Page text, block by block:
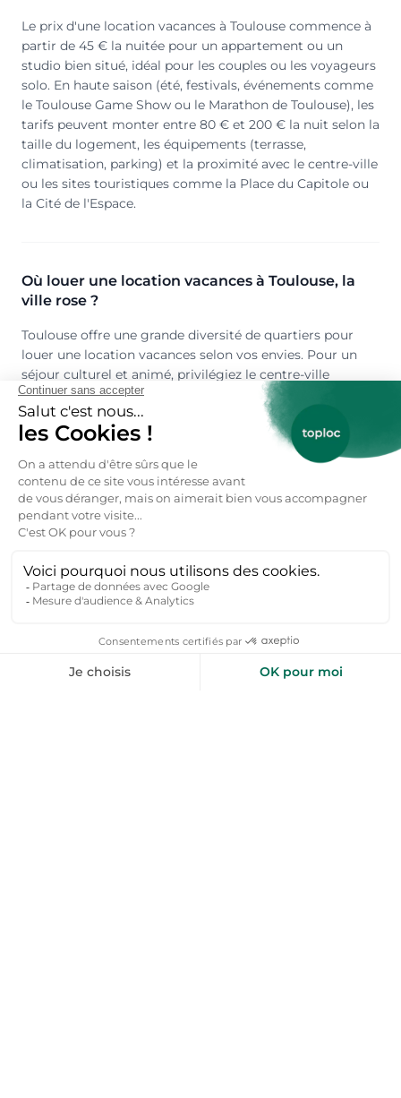
Le prix d'une location vacances à Toulouse commence à
partir de 45 € la nuitée pour un appartement ou un
studio bien situé, idéal pour les couples ou les voyageurs
solo. En haute saison (été, festivals, événements comme
le Toulouse Game Show ou le Marathon de Toulouse), les
tarifs peuvent monter entre 80 € et 200 € la nuit selon la
taille du logement, les équipements (terrasse,
climatisation, parking) et la proximité avec le centre-ville
ou les sites touristiques comme la Place du Capitole ou
la Cité de l'Espace.
Où louer une location vacances à Toulouse, la
ville rose ?
Toulouse offre une grande diversité de quartiers pour
louer une location vacances selon vos envies. Pour un
séjour culturel et animé, privilégiez le centre-ville
(Carmes, Capitole, Saint-Étienne) avec ses ruelles
médiévales et ses cafés branchés. Les familles opteront
pour des quartiers résidentiels comme Purpan ou
Borderouge, proches des parcs et des écoles. Les
voyageurs en quête de tranquillité choisiront les
locations autour de la Garonne ou dans les villages
voisins comme Tournefeuille ou Blagnac, tout en restant
à moins de 20 minutes du centre.
Quelle est la capacité d'accueil d'une location
Les locations vacances à Toulouse peuvent accueillir de 2
à 20 personnes selon le type de bien. Vous trouverez des